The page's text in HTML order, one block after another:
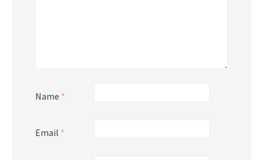
Name *
Email *